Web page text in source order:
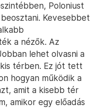
Poloniust
Kevesebbet
a nézők. Az
lehet olvasni a
térben. Ez jót tett
hogyan működik a
amit a kisebb tér
amikor egy előadás